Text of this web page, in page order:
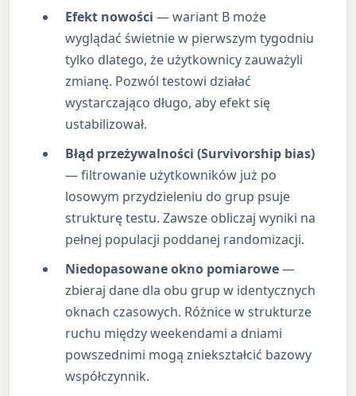
Efekt nowości — wariant B może
wyglądać świetnie w pierwszym tygodniu
tylko dlatego, że użytkownicy zauważyli
zmianę. Pozwól testowi działać
wystarczająco długo, aby efekt się
ustabilizował.
Błąd przeżywalności (Survivorship bias)
— filtrowanie użytkowników już po
losowym przydzieleniu do grup psuje
strukturę testu. Zawsze obliczaj wyniki na
pełnej populacji poddanej randomizacji.
Niedopasowane okno pomiarowe—
zbieraj dane dla obu grup w identycznych
oknach czasowych. Różnice w strukturze
ruchu między weekendami a dniami
powszednimi mogą zniekształcić bazowy
współczynnik.